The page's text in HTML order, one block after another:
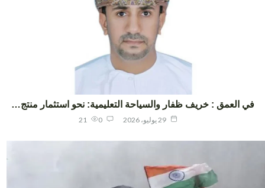
العمق : خريف ظفار والسياحة التعليمية: نحو استثمار منتج…
21